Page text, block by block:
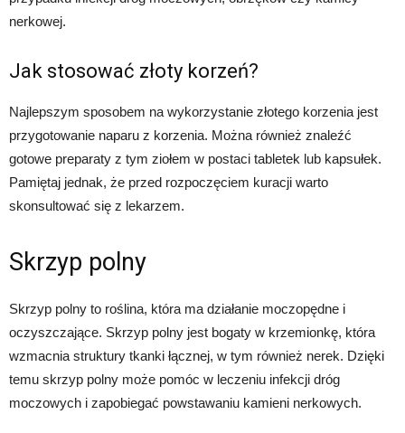
nerkowej.
Jak stosować złoty korzeń?
Najlepszym sposobem na wykorzystanie złotego korzenia jest
przygotowanie naparu z korzenia. Można również znaleźć
gotowe preparaty z tym ziołem w postaci tabletek lub kapsułek.
Pamiętaj jednak, że przed rozpoczęciem kuracji warto
skonsultować się z lekarzem.
Skrzyp polny
Skrzyp polny to roślina, która ma działanie moczopędne i
oczyszczające. Skrzyp polny jest bogaty w krzemionkę, która
wzmacnia struktury tkanki łącznej, w tym również nerek. Dzięki
temu skrzyp polny może pomóc w leczeniu infekcji dróg
moczowych i zapobiegać powstawaniu kamieni nerkowych.